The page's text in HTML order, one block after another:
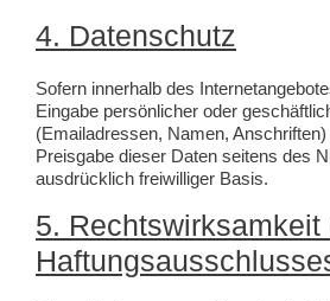
4. Datenschutz
Sofern innerhalb des
Eingabe persönlicher oder
(Emailadressen, Namen,
Preisgabe dieser Daten seitens des
ausdrücklich freiwilliger Basis.
5. Rechtswirksamkeit